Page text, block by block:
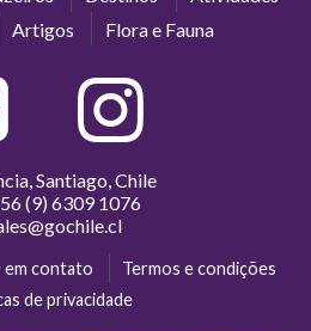
Artigos Flora e Fauna
Santiago, Chile
(9) 6309 1076
em contato
Termos e condições
de privacidade